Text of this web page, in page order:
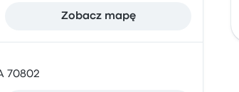
Zobacz mapę
70802